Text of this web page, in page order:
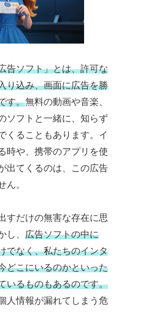
告ソフト」とは、許可な
り込み、画面に広告を勝
す。無料の動画や音楽、
ソフトと一緒に、知らず
くることもあります。イ
時や、携帯のアプリを使
出てくるのは、この広告
ん。
すだけの無害な存在に思
し、 広告ソフトの中に
でなく、私たちのインタ
どこにいるのかといった
いるものもあるのです。
人情報が漏れてしまう危